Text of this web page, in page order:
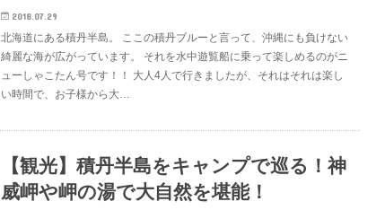
2018.07.29
北海道にある積丹半島。 ここの積丹ブルーと言って、沖縄にも負けない
綺麗な海が広がっています。 それを水中遊覧船に乗って楽しめるのがニ
ューしゃこたん号です！！ 大人4人で行きましたが、それはそれは楽し
い時間で、お子様から大…
【観光】積丹半島をキャンプで巡る！神
威岬や岬の湯で大自然を堪能！